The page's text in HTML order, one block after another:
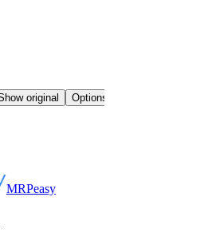
MRPeasy